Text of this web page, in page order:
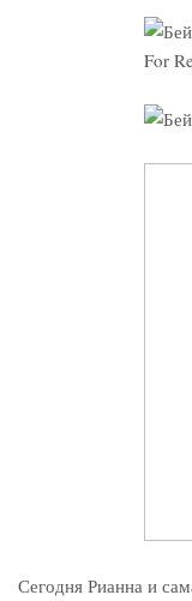
Сегодня Рианна и